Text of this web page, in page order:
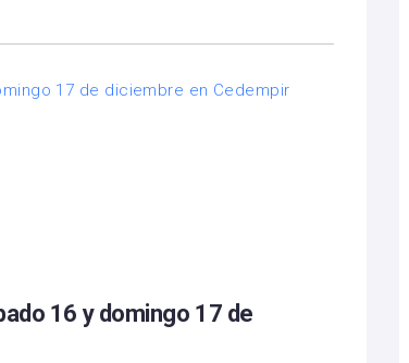
16 y domingo 17 de